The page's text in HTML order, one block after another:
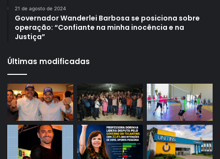
21 de agosto de 2024
Governador Wanderlei Barbosa se posiciona sobre
operação: “Confiante na minha inocência e na
Justiça”
Últimas modificadas